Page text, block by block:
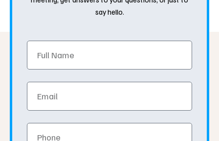
say hello.
Name